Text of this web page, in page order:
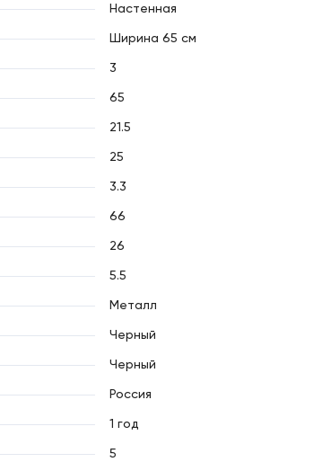
Настенная
Ширина 65 см
3
65
21.5
25
3.3
66
26
5.5
Металл
Черный
Черный
Россия
1 год
5